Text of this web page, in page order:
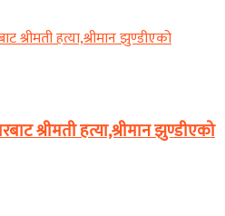
श्रीमती हत्या,श्रीमान झुण्डीएको